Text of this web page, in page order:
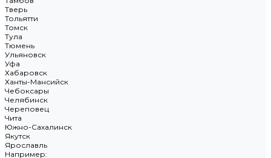
Тверь
Тольятти
Томск
Тула
Тюмень
Ульяновск
Уфа
Хабаровск
Ханты-Мансийск
Чебоксары
Челябинск
Череповец
Чита
Южно-Сахалинск
Якутск
Ярославль
Например: